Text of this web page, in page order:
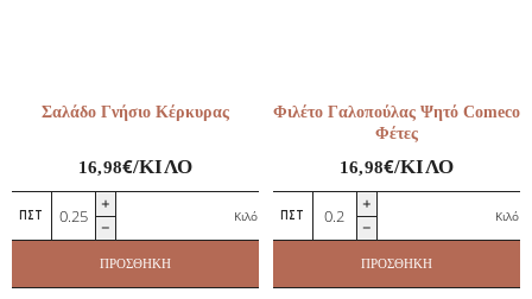
Σαλάδο Γνήσιο Κέρκυρας
16,98€/ΚΙΛΌ
Σαλάδο
Γνήσιο
Κέρκυρας
ποσότητα
Κιλό
ΠΡΟΣΘΉΚΗ
Φιλέτο Γαλοπούλας Ψητό Comeco
Φέτες
16,98€/ΚΙΛΌ
Φιλέτο
Γαλοπούλας
Comeco
Κιλό
ΠΡΟΣΘΉΚΗ